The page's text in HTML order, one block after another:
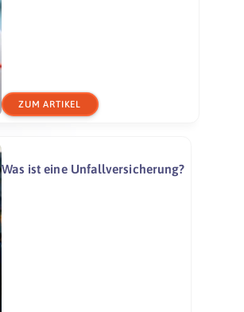
ZUM ARTIKEL
Was ist eine Unfallversicherung?